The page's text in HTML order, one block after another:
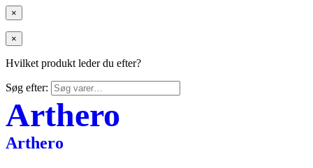
×
×
Hvilket produkt leder du efter?
Søg efter:
Arthero
Arthero